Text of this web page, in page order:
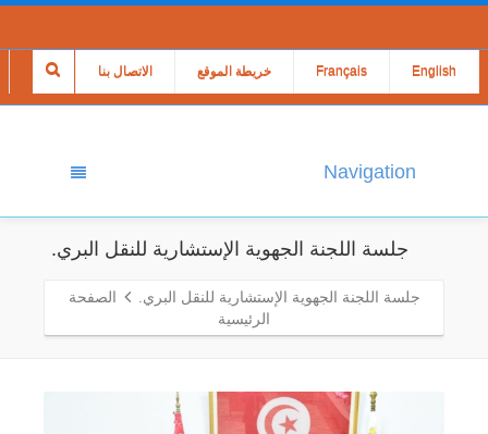
الاتصال بنا خريطة الموقع Français English
Navigation
جلسة اللجنة الجهوية الإستشارية للنقل البري.
جلسة اللجنة الجهوية الإستشارية للنقل البري.
الصفحة
الرئيسية